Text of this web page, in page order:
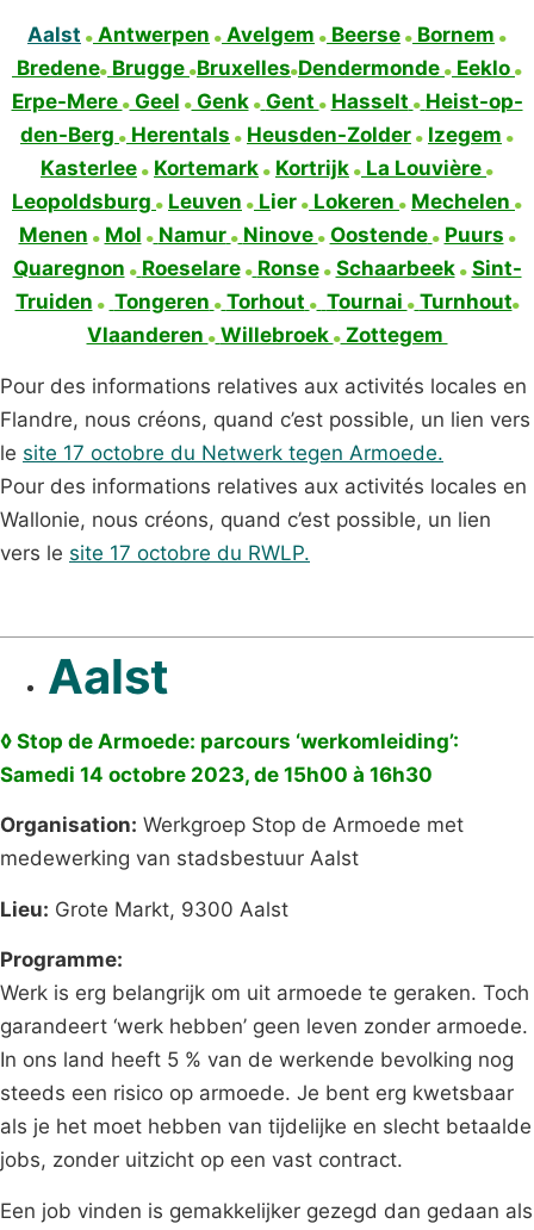
Aalst Antwerpen Avelgem Beerse
Bornem
Bredene Brugge Bruxelles Dendermonde
Eeklo
Erpe-Mere Geel Genk Gent Hasselt
Heist-op-
den-Berg
Herentals Heusden-Zolder
Izegem
Kasterlee
Kortemark Kortrijk
La Louvière
Leopoldsburg
Leuven Lier Lokeren
Mechelen
Menen
Mol Namur Ninove Oostende
Puurs
Quaregnon
Roeselare Ronse Schaarbeek
Sint-
Truiden
Tongeren Torhout Tournai
Turnhout
Vlaanderen
Willebroek Zottegem
Pour des informations relatives aux activités locales en
Flandre, nous créons, quand c’est possible, un lien vers
le site 17 octobre du Netwerk tegen Armoede.
Pour des informations relatives aux activités locales en
Wallonie, nous créons, quand c’est possible, un lien
vers le site 17 octobre du RWLP.
Aalst
◊ Stop de Armoede: parcours ‘werkomleiding’:
Samedi 14 octobre 2023, de 15h00 à 16h30
Organisation: Werkgroep Stop de Armoede met
medewerking van stadsbestuur Aalst
Lieu: Grote Markt, 9300 Aalst
Programme:
Werk is erg belangrijk om uit armoede te geraken. Toch
garandeert ‘werk hebben’ geen leven zonder armoede.
In ons land heeft 5 % van de werkende bevolking nog
steeds een risico op armoede. Je bent erg kwetsbaar
als je het moet hebben van tijdelijke en slecht betaalde
jobs, zonder uitzicht op een vast contract.
Een job vinden is gemakkelijker gezegd dan gedaan als